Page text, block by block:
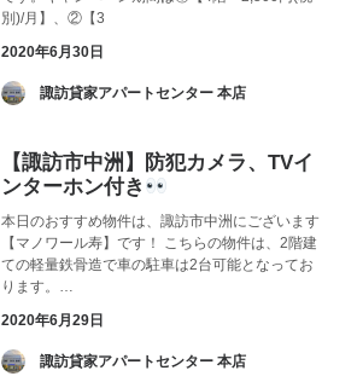
別)/月】、②【3
2020年6月30日
­ 諏訪貸家アパートセンター 本店
【諏訪市中洲】防犯カメラ、TVイ
ンターホン付き
本日のおすすめ物件は、諏訪市中洲にございます
【マノワール寿】です！ こちらの物件は、2階建
ての軽量鉄骨造で車の駐車は2台可能となってお
ります。…
2020年6月29日
­ 諏訪貸家アパートセンター 本店